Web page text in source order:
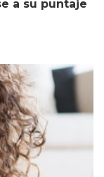
a su puntaje